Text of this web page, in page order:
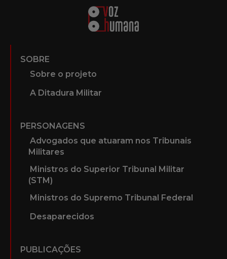
SOBRE
Sobre o projeto
A Ditadura Militar
PERSONAGENS
Advogados que atuaram nos Tribunais
Militares
Ministros do Superior Tribunal Militar
(STM)
Ministros do Supremo Tribunal Federal
Desaparecidos
PUBLICAÇÕES